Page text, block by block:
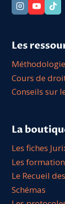
Les
Cours de
Conseils sur
La
Les fiches
Les
Le Recueil
Schémas